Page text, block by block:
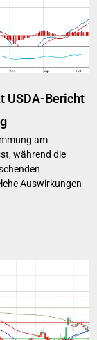
USDA-Bericht
am
während die
Auswirkungen